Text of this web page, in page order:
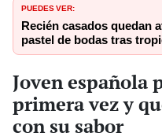
PUEDES VER:
Recién casados quedan
pastel de bodas tras
Joven española
primera vez y
con su sabor